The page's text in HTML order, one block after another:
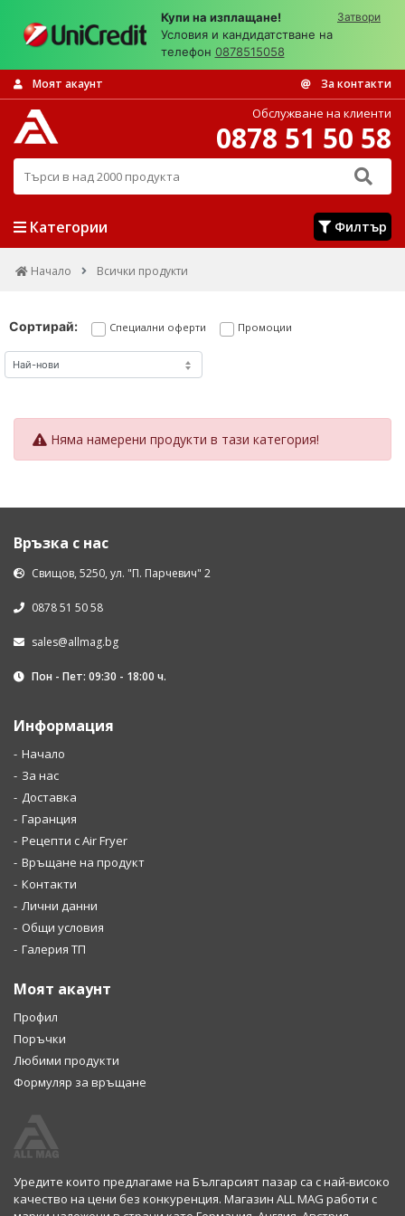
Купи на изплащане!
Условия и кандидатстване на
телефон 0878515058
Затвори
Моят акаунт За контакти
Търси в над 2000 продукта
Обслужване на клиенти
0878 51 50 58
Категории Филтър
Начало Всички продукти
Сортирай: Специални оферти Промоции
Няма намерени продукти в тази категория!
Връзка с нас
Свищов, 5250, ул. "П. Парчевич" 2
0878 51 50 58
sales@allmag.bg
Пон - Пет: 09:30 - 18:00 ч.
Информация
Начало
За нас
Доставка
Гаранция
Рецепти с Air Fryer
Връщане на продукт
Контакти
Лични данни
Общи условия
Галерия ТП
Моят акаунт
Профил
Поръчки
Любими продукти
Формуляр за връщане
Уредите които предлагаме на Българсият пазар са с най-високо
качество на цени без конкуренция. Магазин ALL MAG работи с